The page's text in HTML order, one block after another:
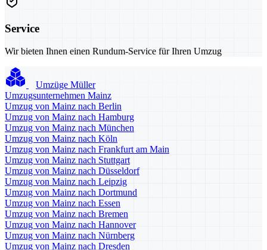
Service
Wir bieten Ihnen einen Rundum-Service für Ihren Umzug
Umzüge Müller
Umzugsunternehmen Mainz
Umzug von Mainz nach Berlin
Umzug von Mainz nach Hamburg
Umzug von Mainz nach München
Umzug von Mainz nach Köln
Umzug von Mainz nach Frankfurt am Main
Umzug von Mainz nach Stuttgart
Umzug von Mainz nach Düsseldorf
Umzug von Mainz nach Leipzig
Umzug von Mainz nach Dortmund
Umzug von Mainz nach Essen
Umzug von Mainz nach Bremen
Umzug von Mainz nach Hannover
Umzug von Mainz nach Nürnberg
Umzug von Mainz nach Dresden